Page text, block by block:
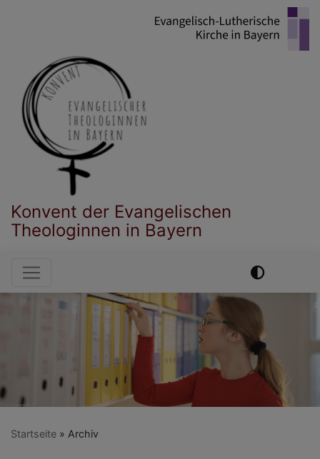
Konvent der Evangelischen
Theologinnen in Bayern
Hauptnavigation
Startseite Archiv